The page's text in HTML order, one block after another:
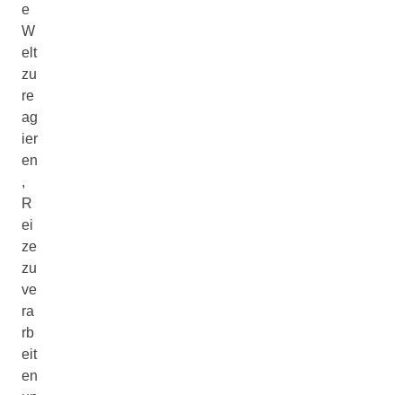
e
W
elt
zu
re
ag
ier
en
,
R
ei
ze
zu
ve
ra
rb
eit
en